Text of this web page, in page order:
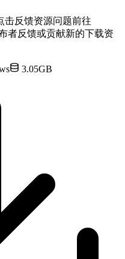
击反馈资源问题前往
者反馈或贡献新的下载资
3.05GB